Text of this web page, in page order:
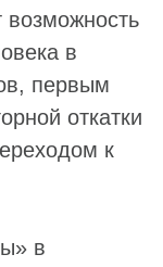
возможность
в
первым
откатки
к
в